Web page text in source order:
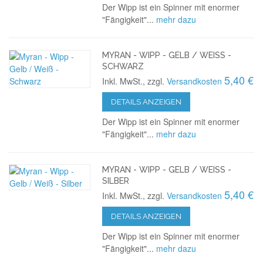
Der Wipp ist ein Spinner mit enormer
"Fängigkeit"... mehr dazu
MYRAN - WIPP - GELB / WEISS - S
CHWARZ
Inkl. MwSt., zzgl.Versandkosten 5,40 €
DETAILS ANZEIGEN
Der Wipp ist ein Spinner mit enormer
"Fängigkeit"... mehr dazu
MYRAN - WIPP - GELB / WEISS - S
ILBER
Inkl. MwSt., zzgl.Versandkosten 5,40 €
DETAILS ANZEIGEN
Der Wipp ist ein Spinner mit enormer
"Fängigkeit"... mehr dazu